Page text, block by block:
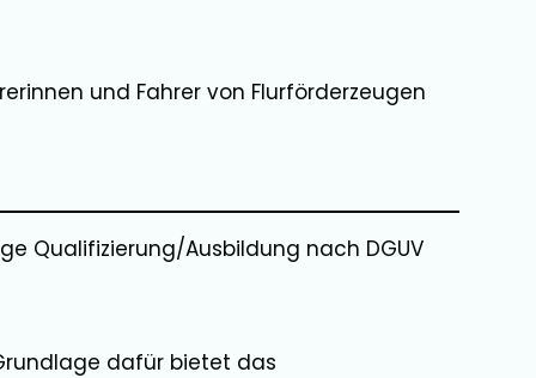
und Fahrer von Flurförderzeugen
Qualifizierung/Ausbildung nach DGUV
dafür bietet das